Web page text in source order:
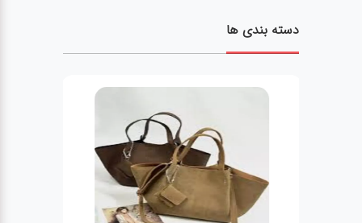
دسته بندی ها